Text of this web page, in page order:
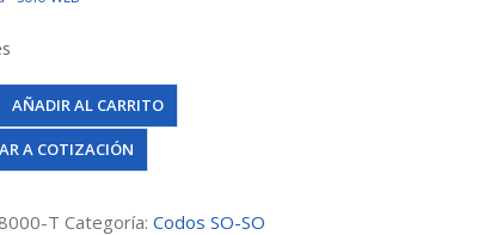
AÑADIR AL CARRITO
A COTIZACIÓN
T Categoría:Codos SO-SO